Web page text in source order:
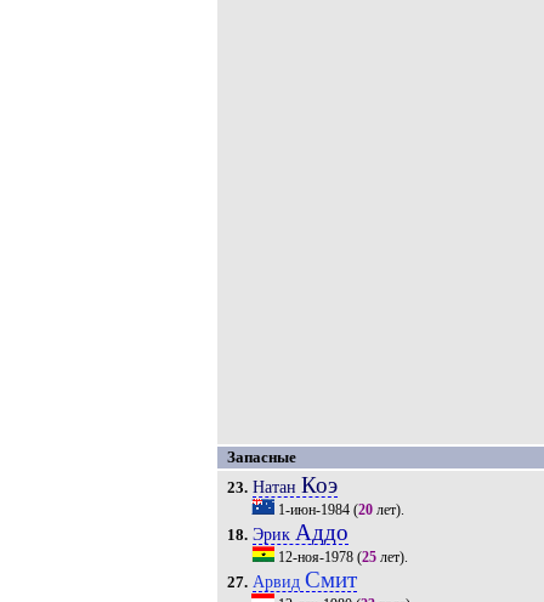
Запасные
23. Натан Коэ
1-июн-1984(20лет).
18. Эрик Аддо
12-ноя-1978(25лет).
27. Арвид Смит